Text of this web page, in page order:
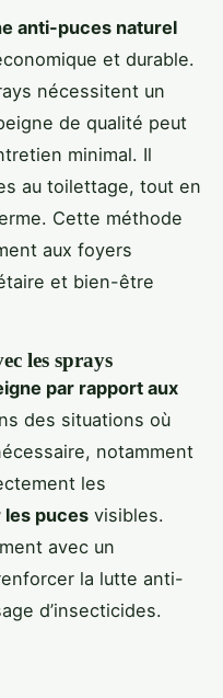
anti-puces naturel
et durable.
nécessitent un
de qualité peut
minimal. Il
au toilettage, tout en
Cette méthode
aux foyers
et bien-être
les sprays
par rapport aux
des situations où
notamment
les
puces visibles.
avec un
la lutte anti-
d’insecticides.